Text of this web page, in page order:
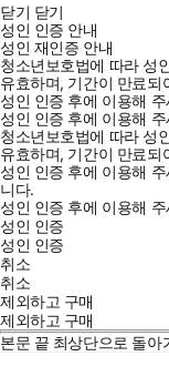
닫기 닫기
성인 인증 안내
성인 재인증 안내
청소년보호법에 따라 성
유효하며, 기간이 만료
성인 인증 후에 이용해
성인 인증 후에 이용해 주
청소년보호법에 따라 성
유효하며, 기간이 만료
성인 인증 후에 이용해
니다.
성인 인증 후에 이용해 주
성인 인증
성인 인증
취소
취소
제외하고 구매
제외하고 구매
본문 끝 최상단으로 돌아